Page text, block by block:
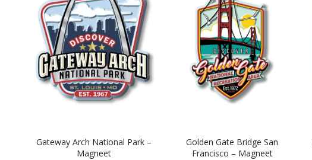
Gateway Arch National Park –
Magneet
Golden Gate Bridge San
Francisco – Magneet